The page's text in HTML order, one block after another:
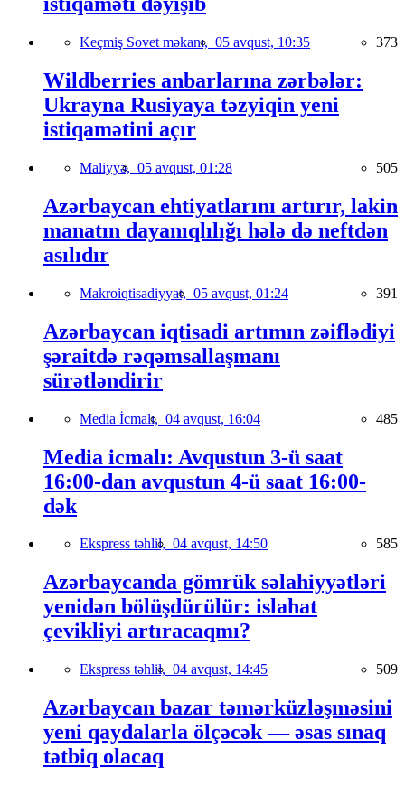
Keçmiş Sovet məkanı, 05 avqust, 10:35 373
Wildberries anbarlarına zərbələr:
Ukrayna Rusiyaya təzyiqin yeni
istiqamətini açır
Maliyyə, 05 avqust, 01:28 505
Azərbaycan ehtiyatlarını artırır, lakin
manatın dayanıqlılığı hələ də neftdən
asılıdır
Makroiqtisadiyyat, 05 avqust, 01:24 391
Azərbaycan iqtisadi artımın zəiflədiyi
şəraitdə rəqəmsallaşmanı
sürətləndirir
Media İcmalı, 04 avqust, 16:04 485
Media icmalı: Avqustun 3-ü saat
16:00-dan avqustun 4-ü saat 16:00-
dək
Ekspress təhlil, 04 avqust, 14:50 585
Azərbaycanda gömrük səlahiyyətləri
yenidən bölüşdürülür: islahat
çevikliyi artıracaqmı?
Ekspress təhlil, 04 avqust, 14:45 509
Azərbaycan bazar təmərküzləşməsini
yeni qaydalarla ölçəcək — əsas sınaq
tətbiq olacaq